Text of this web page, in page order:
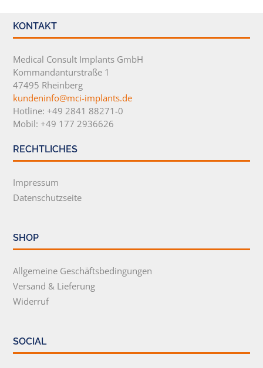
KONTAKT
Medical Consult Implants GmbH
Kommandanturstraße 1
47495 Rheinberg
kundeninfo@mci-implants.de
Hotline: +49 2841 88271-0
Mobil: +49 177 2936626
RECHTLICHES
Impressum
Datenschutzseite
SHOP
Allgemeine Geschäftsbedingungen
Versand & Lieferung
Widerruf
SOCIAL